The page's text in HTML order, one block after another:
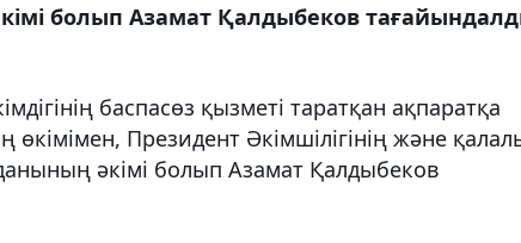
болып Азамат Қалдыбеков
баспасөз қызметі таратқан ақпаратқа
Президент Әкімшілігінің және
әкімі болып Азамат Қалдыбеков